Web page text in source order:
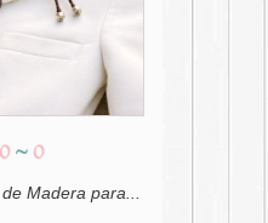
0 ~0
Madera para...